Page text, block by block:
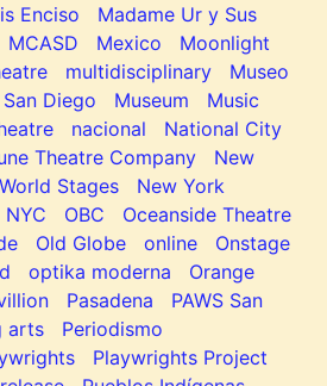
Enciso
Madame Ur y Sus
MCASD Mexico
Moonlight
multidisciplinary
Museo
Diego
Museum
Music
nacional
National City
Theatre Company
New
Stages
New York
NYC OBC
Oceanside Theatre
Old Globe online
Onstage
optika moderna
Orange
Pasadena
PAWS San
arts
Periodismo
Playwrights Project